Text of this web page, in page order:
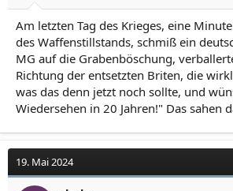
Am letzten Tag des Krieges, eine
des Waffenstillstands, schmiß ein
MG auf die Grabenböschung,
Richtung der entsetzten Briten, die
was das denn jetzt noch sollte, und
Wiedersehen in 20 Jahren!" Das sahen
19. Mai 2024